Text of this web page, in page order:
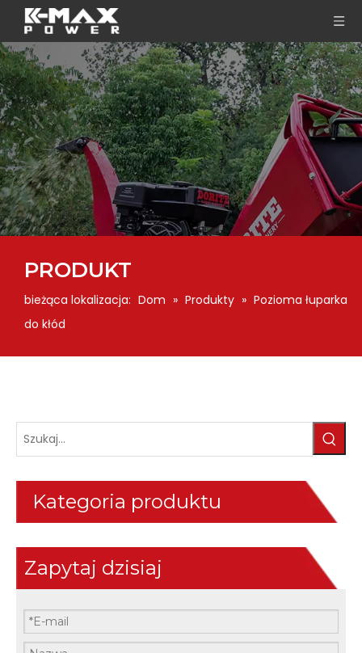
PRODUKT
bieżąca lokalizacja: Dom » Produkty » Pozioma łuparka
do kłód
Kategoria produktu
Zapytaj dzisiaj